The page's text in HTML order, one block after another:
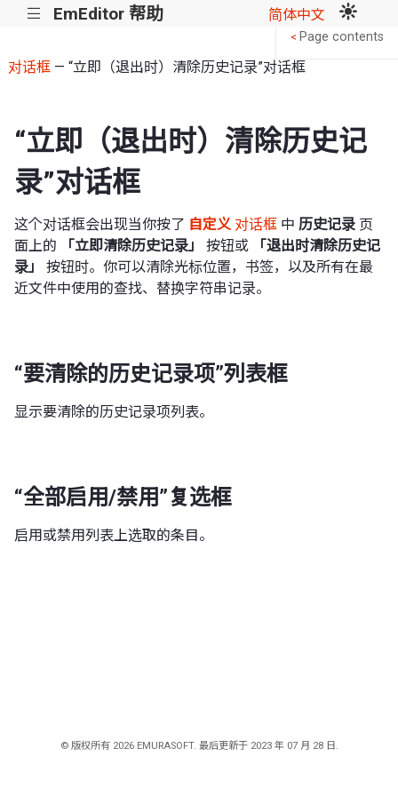
||| EmEditor 帮助 简体中文
对话框— “立即（退出时）清除历史记录”对话框
“立即（退出时）清除历史记
录”对话框
这个对话框会出现当你按了 自定义 对话框 中 历史记录 页
面上的
「立即清除历史记录」 按钮或
「退出时清除历史记
录」
按钮时。你可以清除光标位置，书签，以及所有在最
近文件中使用的查找、替换字符串记录。
“要清除的历史记录项”列表框
显示要清除的历史记录项列表。
“全部启用/禁用”复选框
启用或禁用列表上选取的条目。
< Page contents
© 版权所有 2026 EMURASOFT. 最后更新于 2023 年 07 月 28 日.